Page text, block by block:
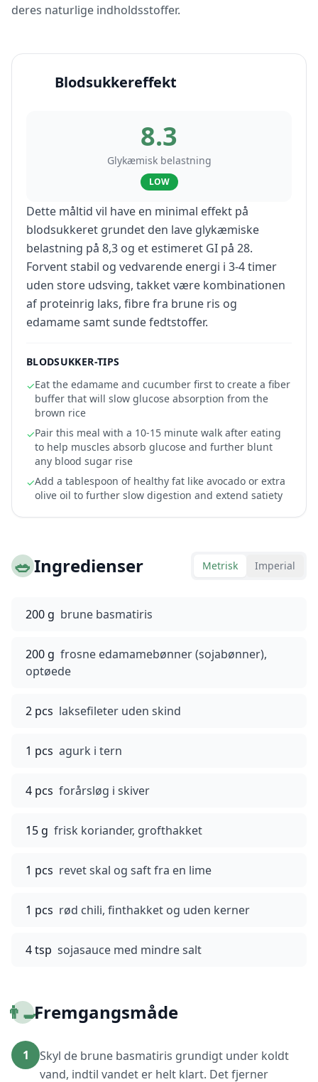
deres naturlige indholdsstoffer.
Blodsukkereffekt
8.3
Glykæmisk belastning
LOW
Dette måltid vil have en minimal effekt på
blodsukkeret grundet den lave glykæmiske
belastning på 8,3 og et estimeret GI på 28.
Forvent stabil og vedvarende energi i 3-4 timer
uden store udsving, takket være kombinationen
af proteinrig laks, fibre fra brune ris og
edamame samt sunde fedtstoffer.
BLODSUKKER-TIPS
✓Eat the edamame and cucumber first to create a fiber
buffer that will slow glucose absorption from the
brown rice
✓Pair this meal with a 10-15 minute walk after eating
to help muscles absorb glucose and further blunt
any blood sugar rise
✓Add a tablespoon of healthy fat like avocado or extra
olive oil to further slow digestion and extend satiety
🥗Ingredienser Metrisk Imperial
200 g brune basmatiris
200 g frosne edamamebønner (sojabønner),
optøede
2 pcs laksefileter uden skind
1 pcs agurk i tern
4 pcs forårsløg i skiver
15 g frisk koriander, grofthakket
1 pcs revet skal og saft fra en lime
1 pcs rød chili, finthakket og uden kerner
4 tsp sojasauce med mindre salt
👨‍🍳Fremgangsmåde
1
Skyl de brune basmatiris grundigt under koldt
vand, indtil vandet er helt klart. Det fjerner